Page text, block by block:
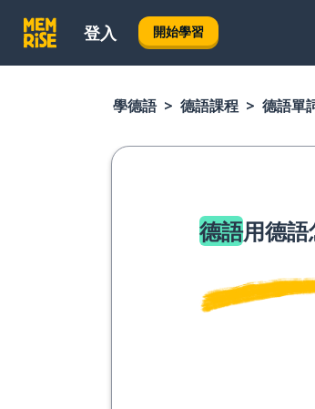
登入 開始學習
學德語 德語課程 德語單
德語用德語